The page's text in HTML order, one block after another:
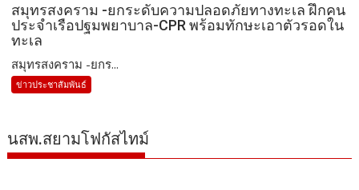
สมุทรสงคราม -ยกระดับความปลอดภัยทางทะเล ฝึกคน
ประจำเรือปฐมพยาบาล-CPR พร้อมทักษะเอาตัวรอดใน
ทะเล
สมุทรสงคราม -ยกร...
ข่าวประชาสัมพันธ์
นสพ.สยามโฟกัสไทม์